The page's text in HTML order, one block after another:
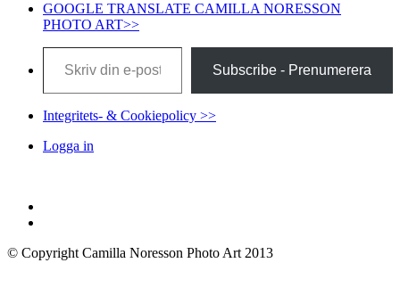
GOOGLE TRANSLATE CAMILLA NORESSON
PHOTO ART>>
Skriv din e-post …
Subscribe - Prenumerera
Integritets- & Cookiepolicy >>
Logga in
© Copyright Camilla Noresson Photo Art 2013